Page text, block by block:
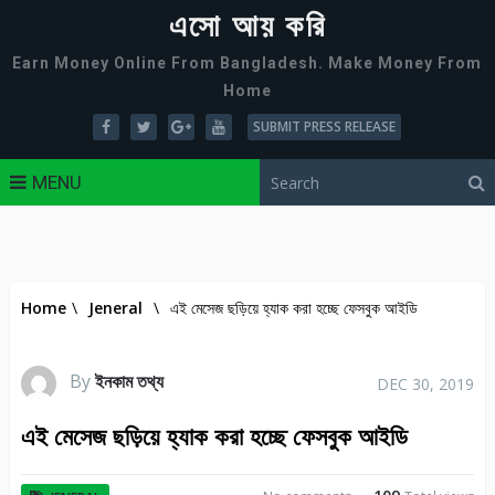
এসো আয় করি
Earn Money Online From Bangladesh. Make Money From
Home
SUBMIT PRESS RELEASE
MENU
Home \ Jeneral \ এই মেসেজ ছড়িয়ে হ্যাক করা হচ্ছে ফেসবুক আইডি
Byইনকাম তথ্য DEC 30, 2019
এই মেসেজ ছড়িয়ে হ্যাক করা হচ্ছে ফেসবুক আইডি